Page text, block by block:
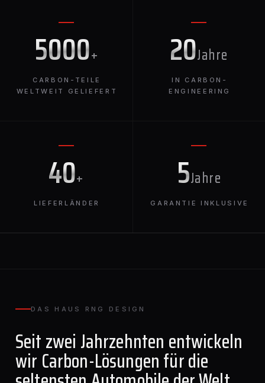
5000+
CARBON-TEILE
WELTWEIT GELIEFERT
20Jahre
IN CARBON-
ENGINEERING
40+
LIEFERLÄNDER
5Jahre
GARANTIE INKLUSIVE
DAS HAUS RNG DESIGN
Seit zwei Jahrzehnten entwickeln
wir Carbon-Lösungen für die